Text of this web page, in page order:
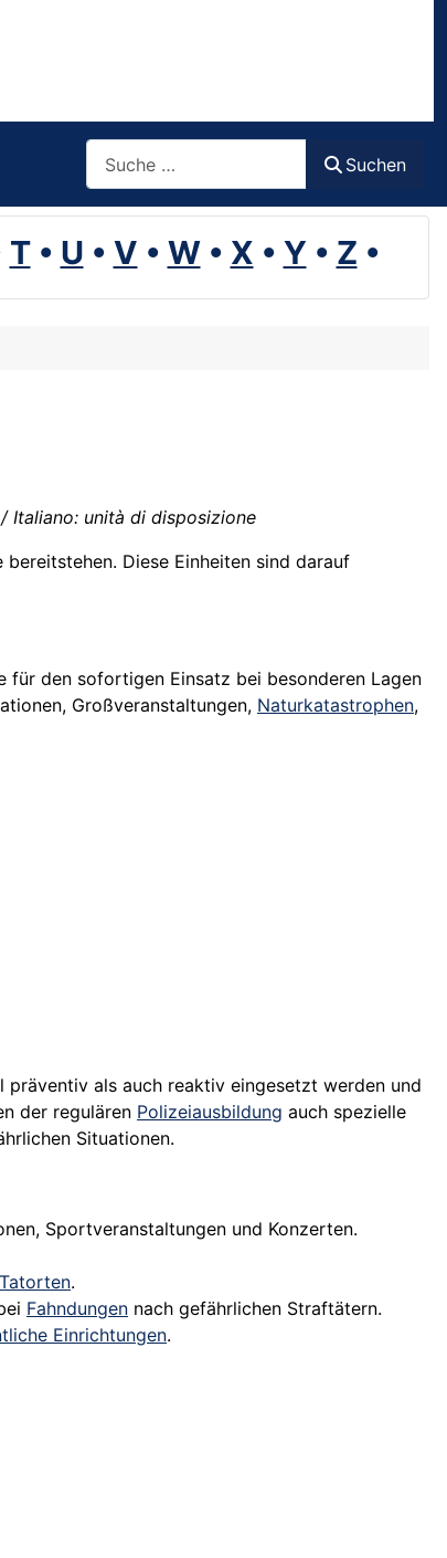
Suchen
T• U • V • W• X • Y • Z •
Italiano: unità di disposizione
Diese Einheiten sind darauf
für den sofortigen Einsatz bei besonderen Lagen
Großveranstaltungen, Naturkatastrophen,
als auch reaktiv eingesetzt werden und
der regulären Polizeiausbildung auch spezielle
Situationen.
Sportveranstaltungen und Konzerten.
Tatorten.
Fahndungen nach gefährlichen Straftätern.
Einrichtungen.